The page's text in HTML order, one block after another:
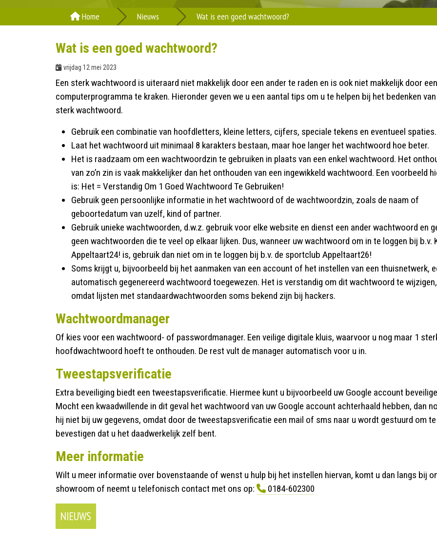
Home Nieuws Wat is een goed wachtwoord?
Wat is een goed wachtwoord?
vrijdag 12 mei 2023
Een sterk wachtwoord is uiteraard niet makkelijk door een ander te raden en is ook niet makkelijk door een
computerprogramma te kraken. Hieronder geven we u een aantal tips om u te helpen bij het bedenken
sterk wachtwoord.
Gebruik een combinatie van hoofdletters, kleine letters, cijfers, speciale tekens en eventueel spaties.
Laat het wachtwoord uit minimaal 8 karakters bestaan, maar hoe langer het wachtwoord hoe beter.
Het is raadzaam om een wachtwoordzin te gebruiken in plaats van een enkel wachtwoord. Het
van zo’n zin is vaak makkelijker dan het onthouden van een ingewikkeld wachtwoord. Een voorbeeld
is: Het = Verstandig Om 1 Goed Wachtwoord Te Gebruiken!
Gebruik geen persoonlijke informatie in het wachtwoord of de wachtwoordzin, zoals de naam of
geboortedatum van uzelf, kind of partner.
Gebruik unieke wachtwoorden, d.w.z. gebruik voor elke website en dienst een ander wachtwoord en
geen wachtwoorden die te veel op elkaar lijken. Dus, wanneer uw wachtwoord om in te loggen bij b.v.
Appeltaart24! is, gebruik dan niet om in te loggen bij b.v. de sportclub Appeltaart26!
Soms krijgt u, bijvoorbeeld bij het aanmaken van een account of het instellen van een thuisnetwerk,
automatisch gegenereerd wachtwoord toegewezen. Het is verstandig om dit wachtwoord te wijzigen,
omdat lijsten met standaardwachtwoorden soms bekend zijn bij hackers.
Wachtwoordmanager
Of kies voor een wachtwoord- of passwordmanager. Een veilige digitale kluis, waarvoor u nog maar 1
hoofdwachtwoord hoeft te onthouden. De rest vult de manager automatisch voor u in.
Tweestapsverificatie
Extra beveiliging biedt een tweestapsverificatie. Hiermee kunt u bijvoorbeeld uw Google account
Mocht een kwaadwillende in dit geval het wachtwoord van uw Google account achterhaald hebben, dan
hij niet bij uw gegevens, omdat door de tweestapsverificatie een mail of sms naar u wordt gestuurd om te
bevestigen dat u het daadwerkelijk zelf bent.
Meer informatie
Wilt u meer informatie over bovenstaande of wenst u hulp bij het instellen hiervan, komt u dan langs bij
showroom of neemt u telefonisch contact met ons op:
0184-602300
NIEUWS